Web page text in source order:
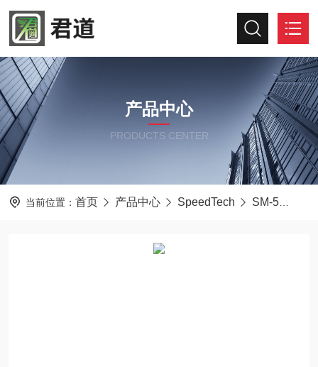
产品中心
PRODUCTS CENTER
当前位置： 首页 产品中心 SpeedTech SM-5